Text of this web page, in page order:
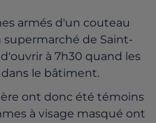
armés d'un couteau
de Saint-
à 7h30 quand les
le bâtiment.
ont donc été témoins
à visage masqué ont